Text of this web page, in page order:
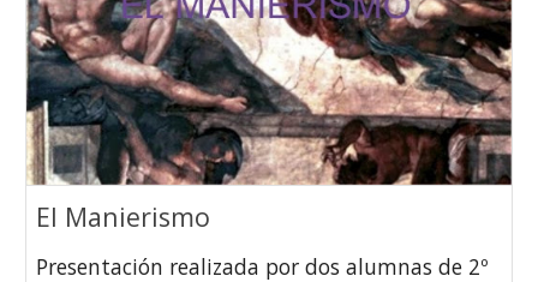
El Manierismo
Presentación realizada por dos alumnas de 2º